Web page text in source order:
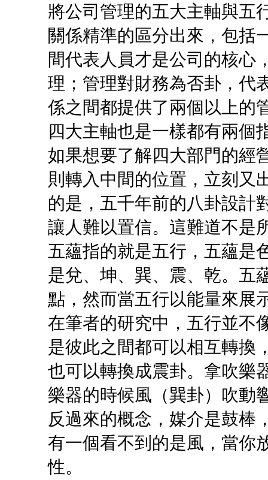
將公司管理的五大主軸與五
關係精準的區分出來，包括
間代表人員才是公司的核心
理；管理對財務為否卦，代
係之間都提供了兩個以上的
四大主軸也是一樣都有兩個
如果想要了解四大部門的經
則轉入中間的位置，立刻又
的是，五千年前的八卦設計
讓人難以置信。這難道不是
五蘊指的就是五行，五蘊是
是兌、坤、巽、震、乾。五
點，然而當五行以能量來展
在筆者的研究中，五行並不
是彼此之間都可以相互轉換
也可以轉換成震卦。拿吹樂
樂器的時候風（巽卦）吹動
反過來的概念，媒介是鼓棒
有一個看不到的是風，當你
性。